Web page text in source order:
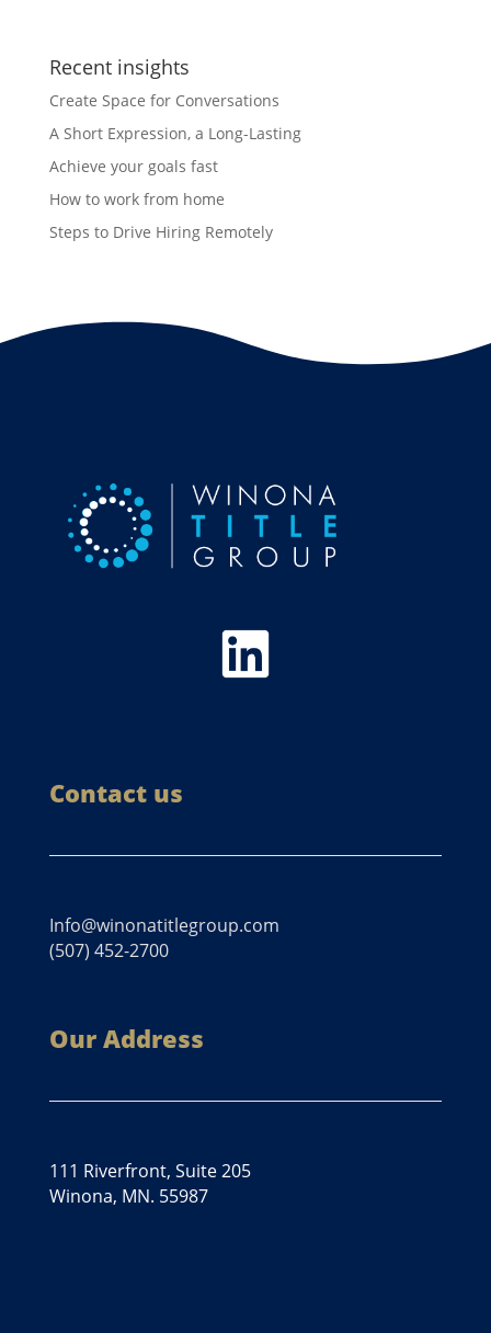
Recent insights
Create Space for Conversations
A Short Expression, a Long-Lasting
Achieve your goals fast
How to work from home
Steps to Drive Hiring Remotely
Contact us
Info@winonatitlegroup.com
(507) 452-2700
Our Address
111 Riverfront, Suite 205
Winona, MN. 55987